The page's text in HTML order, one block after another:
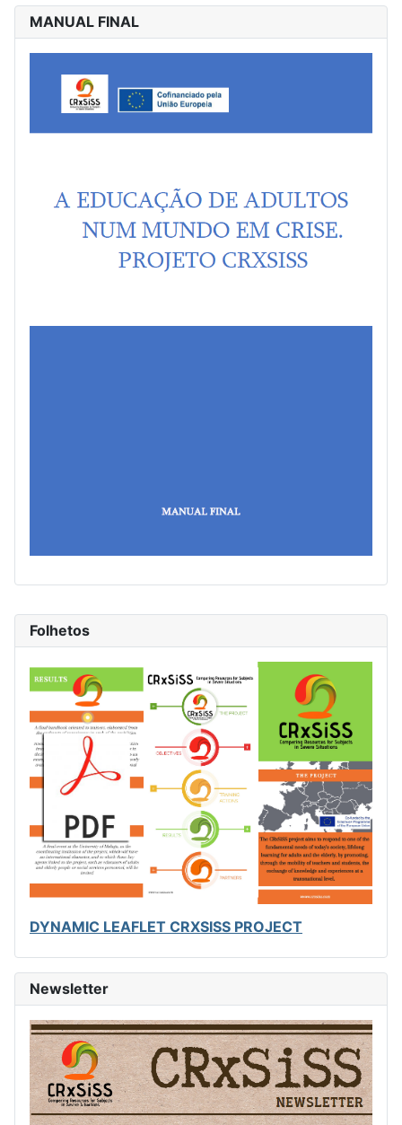
Folhetos
DYNAMIC LEAFLET CRXSISS PROJECT
Newsletter
MANUAL FINAL